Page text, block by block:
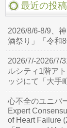
最近の投稿
2026/8/6-8/9、
酒祭り」「令和
2026/7/-2026/7/
ルシティ1階ア
ッジにて「大手
心不全のユニバ
Expert
of Heart Failure